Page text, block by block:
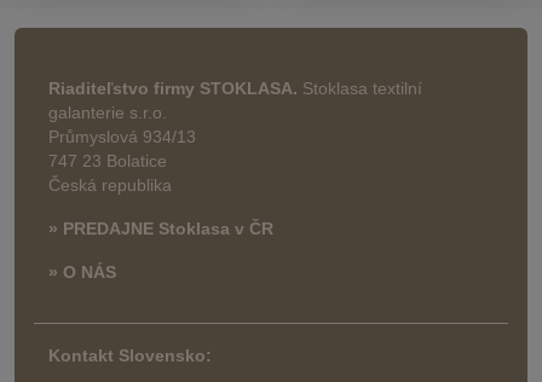
Riaditeľstvo firmy STOKLASA. Stoklasa textilní
galanterie s.r.o.
Průmyslová 934/13
747 23 Bolatice
Česká republika
» PREDAJNE Stoklasa v ČR
» O NÁS
Kontakt Slovensko: